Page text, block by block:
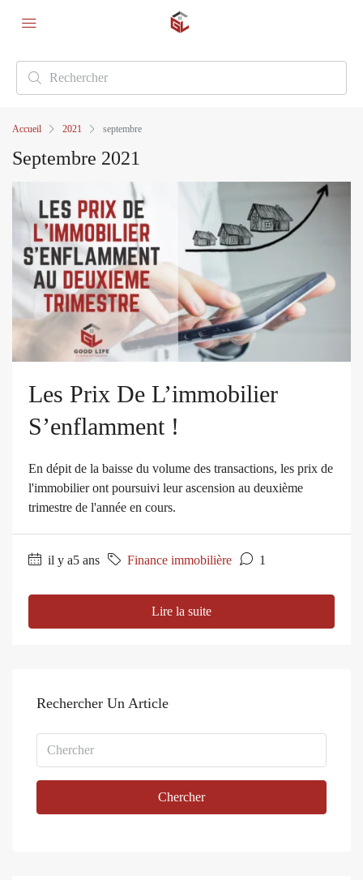
Accueil 2021 septembre
Septembre 2021
Les Prix De L’immobilier
S’enflamment !
En dépit de la baisse du volume des transactions, les prix de
l'immobilier ont poursuivi leur ascension au deuxième
trimestre de l'année en cours.
il y a5 ans Finance immobilière 1
Lire la suite
Rechercher Un Article
Chercher